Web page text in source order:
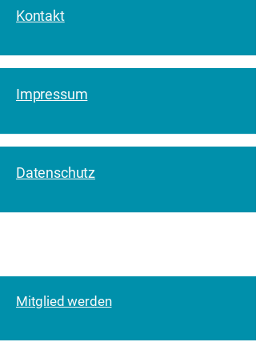
Kontakt
Impressum
Datenschutz
Mitglied werden